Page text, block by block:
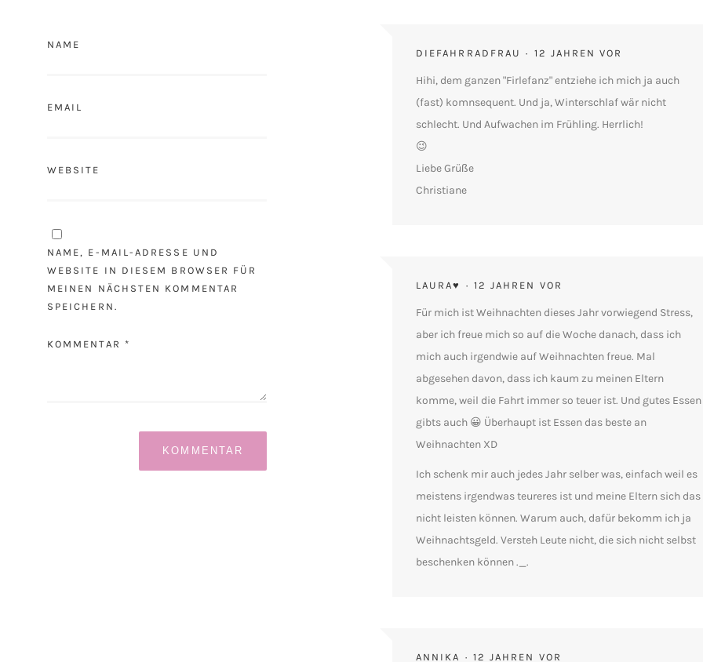
NAME
EMAIL
WEBSITE
NAME, E-MAIL-ADRESSE UND
WEBSITE IN DIESEM BROWSER FÜR
MEINEN NÄCHSTEN KOMMENTAR
SPEICHERN.
KOMMENTAR *
DIEFAHRRADFRAU 12 JAHREN VOR
Hihi, dem ganzen "Firlefanz" entziehe ich mich ja auch
(fast) komnsequent. Und ja, Winterschlaf wär nicht
schlecht. Und Aufwachen im Frühling. Herrlich!
😉
Liebe Grüße
Christiane
LAURA♥ 12 JAHREN VOR
Für mich ist Weihnachten dieses Jahr vorwiegend Stress,
aber ich freue mich so auf die Woche danach, dass ich
mich auch irgendwie auf Weihnachten freue. Mal
abgesehen davon, dass ich kaum zu meinen Eltern
komme, weil die Fahrt immer so teuer ist. Und gutes Essen
gibts auch 😀 Überhaupt ist Essen das beste an
Weihnachten XD
Ich schenk mir auch jedes Jahr selber was, einfach weil es
meistens irgendwas teureres ist und meine Eltern sich das
nicht leisten können. Warum auch, dafür bekomm ich ja
Weihnachtsgeld. Versteh Leute nicht, die sich nicht selbst
beschenken können ._.
ANNIKA 12 JAHREN VOR